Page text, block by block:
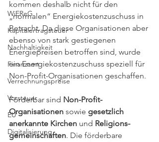
WiEReG
Kapitalertragsteuer
Nachhaltigkeit
Finanzamt
Verrechnungspreise
Vorsteuer
EU
Digitalisierung
kommen deshalb nicht für den
„normalen“ Energiekostenzuschuss in
Betracht. Da diese Organisationen aber
ebenso von stark gestiegenen
Energiepreisen betroffen sind, wurde
ein Energiekostenzuschuss speziell für
Non-Profit-Organisationen geschaffen.
Förderbar sind Non-Profit-
Organisationen sowie gesetzlich
anerkannte Kirchen und Religions­
gemeinschaften. Die förderbare